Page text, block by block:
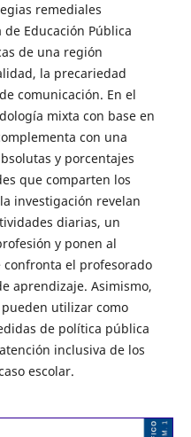
remediales
Educación Pública
de una región
la precariedad
comunicación. En el
mixta con base en
con una
y porcentajes
que comparten los
investigación revelan
diarias, un
y ponen al
el profesorado
aprendizaje. Asimismo,
utilizar como
de política pública
inclusiva de los
escolar.